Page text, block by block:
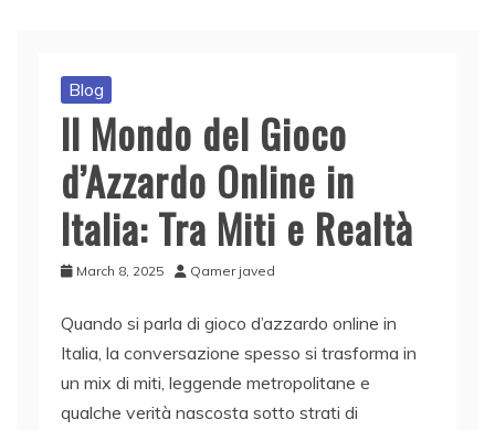
Blog
Il Mondo del Gioco
d’Azzardo Online in
Italia: Tra Miti e Realtà
March 8, 2025 Qamer javed
Quando si parla di gioco d’azzardo online in
Italia, la conversazione spesso si trasforma in
un mix di miti, leggende metropolitane e
qualche verità nascosta sotto strati di